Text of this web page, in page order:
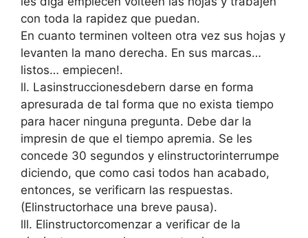
con toda la rapidez que puedan.
En cuanto terminen volteen otra vez sus hojas y
levanten la mano derecha. En sus marcas…
listos… empiecen!.
ll. Lasinstruccionesdebern darse en forma
apresurada de tal forma que no exista tiempo
para hacer ninguna pregunta. Debe dar la
impresin de que el tiempo apremia. Se les
concede 30 segundos y elinstructorinterrumpe
diciendo, que como casi todos han acabado,
entonces, se verificarn las respuestas.
(Elinstructorhace una breve pausa).
lll. Elinstructorcomenzar a verificar de la